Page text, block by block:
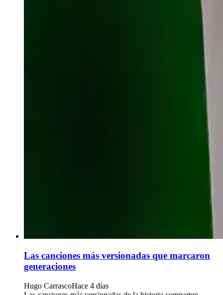
Las canciones más versionadas que marcaron
generaciones
Hugo CarrascoHace 4 días